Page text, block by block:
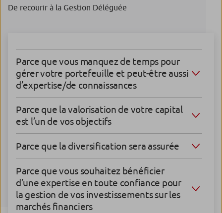
De recourir à la Gestion Déléguée
Parce que vous manquez de temps pour
gérer votre portefeuille et peut-être aussi
d’expertise/de connaissances
Parce que la valorisation de votre capital
est l’un de vos objectifs
Parce que la diversification sera assurée
Parce que vous souhaitez bénéficier
d’une expertise en toute confiance pour
la gestion de vos investissements sur les
marchés financiers